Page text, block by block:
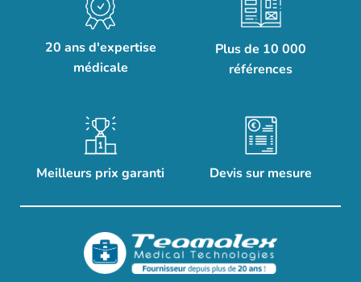
20 ans d'expertise
médicale
Plus de 10 000
références
Meilleurs prix garanti Devis sur mesure